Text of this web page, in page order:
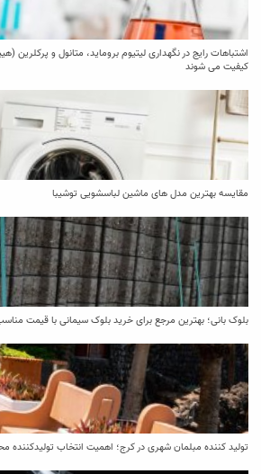
اشتباهات رایج در نگهداری لیتیوم بروماید، متانول و
کیفیت می‌ شوند
مقایسه بهترین مدل ‌های ماشین لباسشویی توشیبا
بلوک بانی؛ بهترین مرجع برای خرید بلوک سیمانی با قیمت
تولید کننده مبلمان شهری در کرج؛ اهمیت انتخاب تولیدکننده